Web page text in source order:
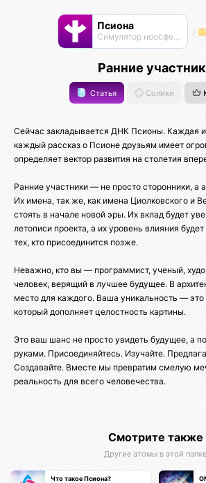
Псиона
Cимулятор ноосферы
Ранние
Статья Солики
Сейчас закладывается ДНК Псионы. Каждая
каждый рассказ о Псионе друзьям имеет
определяет вектор развития на столетия
Ранние участники — не просто сторонники, а
Их имена, так же, как имена Циолковского и
стоять в начале новой эры. Их вклад будет
летописи проекта, а их уровень влияния
тех, кто присоединится позже.
Неважно, кто вы — программист, ученый,
человек, верящий в лучшее будущее. В
место для каждого. Ваша уникальность — это
который дополняет целостность картины.
Это ваш шанс не просто увидеть будущее, а
руками. Присоединяйтесь. Изучайте.
Создавайте. Вместе мы превратим смелую
реальность для всего человечества.
Смотрите также
Другие атомы в этой папке
Что такое Псиона?